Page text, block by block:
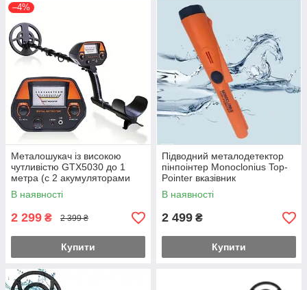
–4%
Металошукач із високою
чутливістю GTX5030 до 1
метра (с 2 акумуляторами
Крона)
В наявності
2 299 ₴ 2 399 ₴
Купити
Підводний металодетектор
пінпоінтер Monoclonius Top-
Pointer вказівник
(Помаранчевий)
В наявності
2 499 ₴
Купити